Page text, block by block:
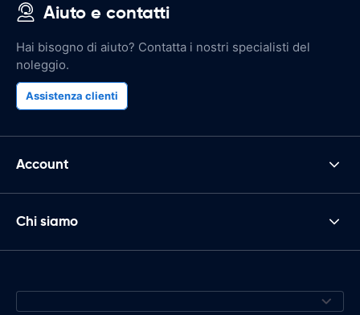
Aiuto e contatti
Hai bisogno di aiuto? Contatta i nostri specialisti del
noleggio.
Assistenza clienti
Account
Chi siamo